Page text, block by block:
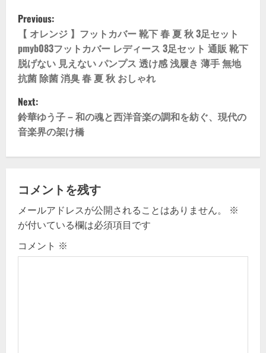
P
o
s
t
n
a
v
i
g
a
t
Previous:
【 オレンジ 】フットカバー 靴下 春 夏 秋 3足セット
pmyb083フットカバー レディース 3足セット 通販 靴下
脱げない 見えない パンプス 透け感 浅履き 薄手 無地
抗菌 除菌 消臭 春 夏 秋 おしゃれ
Next:
鈴華ゆう子 – 和の魂と西洋音楽の調和を紡ぐ、現代の
音楽界の架け橋
コメントを残す
メールアドレスが公開されることはありません。
※
が付いている欄は必須項目です
コメント ※